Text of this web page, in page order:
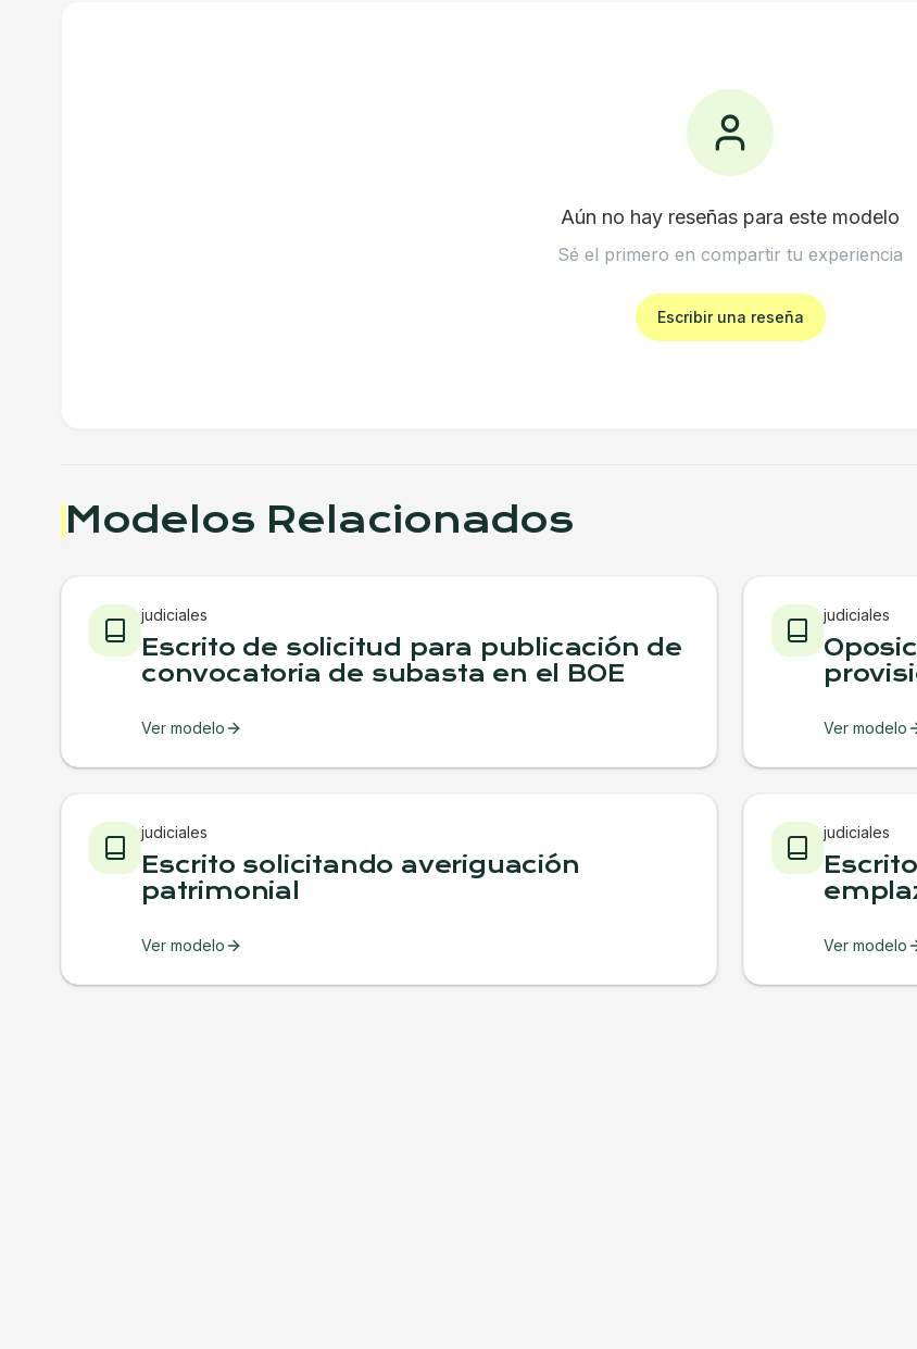
Aún no hay reseñas para este modelo
Sé el primero en compartir tu experiencia
Escribir una reseña
Modelos Relacionados
judiciales
Escrito de solicitud para publicación de
convocatoria de subasta en el BOE
Ver modelo
judiciales
Ver modelo
judiciales
Escrito solicitando averiguación
patrimonial
Ver modelo
judiciales
Ver modelo